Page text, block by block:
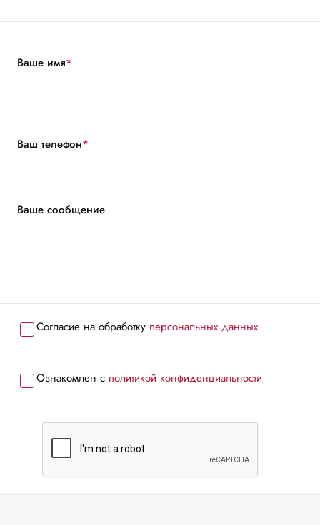
Ваше имя*
Ваш телефон*
Ваше сообщение
Согласие на обработку персональных данных
Ознакомлен с политикой конфиденциальности